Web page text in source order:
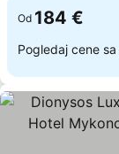
Od 184 €
Pogledaj cene sa